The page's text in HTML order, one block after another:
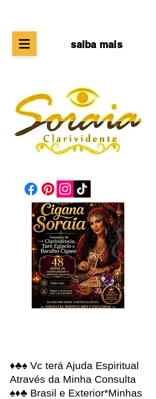
saiba mais
♦♣♠ Vc terá Ajuda Espiritual
Através da Minha Consulta
♠♦♣ Brasil e Exterior*Minhas